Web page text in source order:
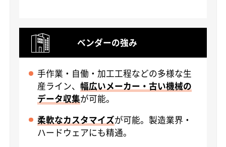
ベンダーの強み
手作業・自働・加工工程などの多様な生
産ライン、幅広いメーカー・古い機械の
データ収集が可能。
柔軟なカスタマイズが可能。製造業界・
ハードウェアにも精通。